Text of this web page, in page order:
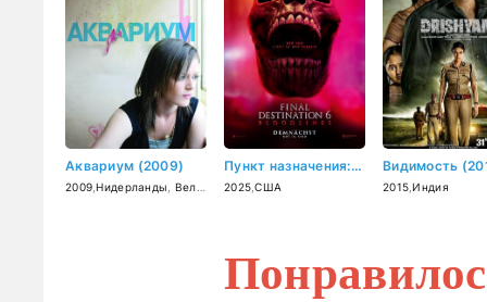
Аквариум (2009)
2009 ,Нидерланды Великобритания
Пункт назначения: Узы крови (2025)
2025 ,США
Видимость
2015 ,Индия